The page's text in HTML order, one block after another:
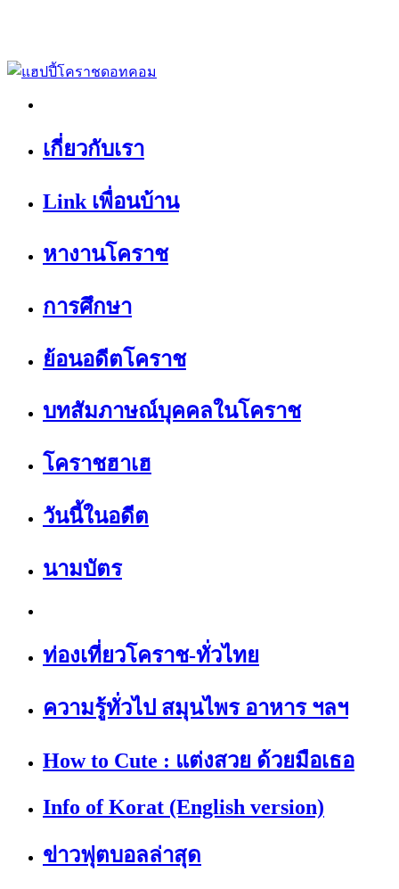
เกี่ยวกับเรา
Link เพื่อนบ้าน
หางานโคราช
การศึกษา
ย้อนอดีตโคราช
บทสัมภาษณ์บุคคลในโคราช
โคราชฮาเฮ
วันนี้ในอดีต
นามบัตร
ท่องเที่ยวโคราช-ทั่วไทย
ความรู้ทั่วไป สมุนไพร อาหาร ฯลฯ
How to Cute : แต่งสวย ด้วยมือเธอ
Info of Korat (English version)
ข่าวฟุตบอลล่าสุด